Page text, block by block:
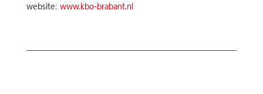
website: www.kbo-brabant.nl